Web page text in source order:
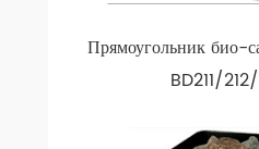
Прямоугольник био-
BD211/